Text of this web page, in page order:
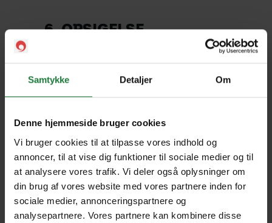
Samtykke Detaljer Om
Denne hjemmeside bruger cookies
Vi bruger cookies til at tilpasse vores indhold og
annoncer, til at vise dig funktioner til sociale medier og til
at analysere vores trafik. Vi deler også oplysninger om
din brug af vores website med vores partnere inden for
sociale medier, annonceringspartnere og
analysepartnere. Vores partnere kan kombinere disse
6. OPSIGELSE
6.1. Du kan når som helst opsige dit
abonnement på www.pling.dk. Ved
opsigelse af dit abonnement vil du
6.2. Abonnementet refunderes
annullerer du kun fremtidige
betalinger i forbindelse med dit
medlemskab. Hvis annulleringen
skal træde i kraft i slutningen af din
aktive faktureringsperiode, skal du